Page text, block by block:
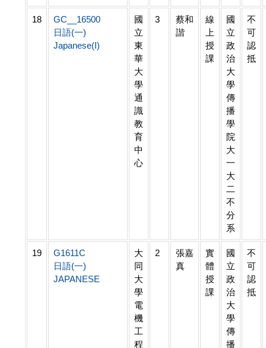
18
GC__16500
日語(一)
Japanese(I)
國
立
東
華
大
學
通
識
教
育
中
心
3
蔡和
諧
線
上
授
課
國
立
政
治
大
學
傳
播
學
院
大
一
大
二
不
分
系
不
可
認
抵
19
G1611C
日語(一)
JAPANESE
大
同
大
學
電
機
工
程
2
張嘉
真
實
體
授
課
國
立
政
治
大
學
傳
播
不
可
認
抵